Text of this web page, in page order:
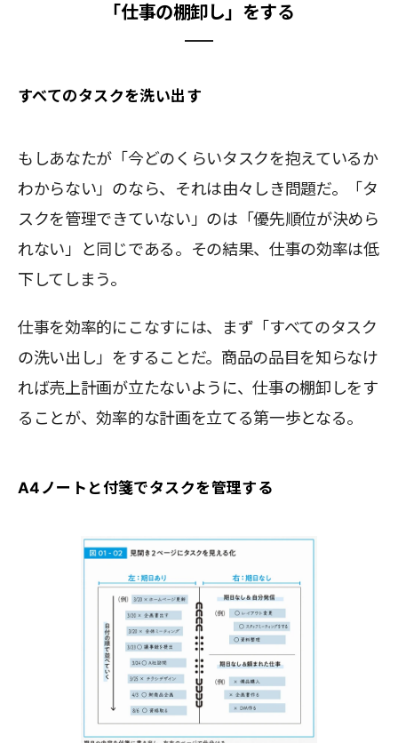
「仕事の棚卸し」をする
すべてのタスクを洗い出す
もしあなたが「今どのくらいタスクを抱えているか
わからない」のなら、それは由々しき問題だ。「タ
スクを管理できていない」のは「優先順位が決めら
れない」と同じである。その結果、仕事の効率は低
下してしまう。
仕事を効率的にこなすには、まず「すべてのタスク
の洗い出し」をすることだ。商品の品目を知らなけ
れば売上計画が立たないように、仕事の棚卸しをす
ることが、効率的な計画を立てる第一歩となる。
A4ノートと付箋でタスクを管理する